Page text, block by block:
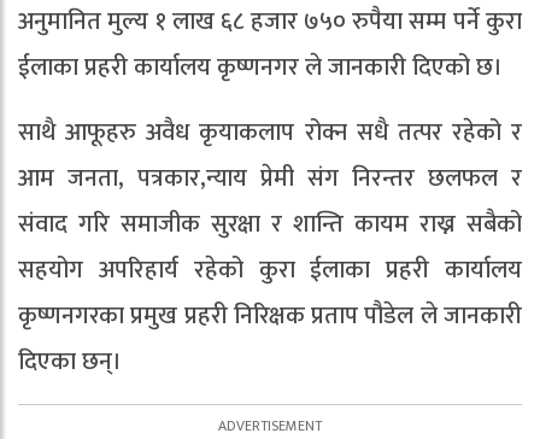
अनुमानित मुल्य १ लाख ६८ हजार ७५० रुपैया सम्म पर्ने कुरा
ईलाका प्रहरी कार्यालय कृष्णनगर ले जानकारी दिएको छ।
साथै आफूहरु अवैध कृयाकलाप रोक्न सधै तत्पर रहेको र
आम जनता, पत्रकार,न्याय प्रेमी संग निरन्तर छलफल र
संवाद गरि समाजीक सुरक्षा र शान्ति कायम राख्न सबैको
सहयोग अपरिहार्य रहेको कुरा ईलाका प्रहरी कार्यालय
कृष्णनगरका प्रमुख प्रहरी निरिक्षक प्रताप पौडेल ले जानकारी
दिएका छन्।